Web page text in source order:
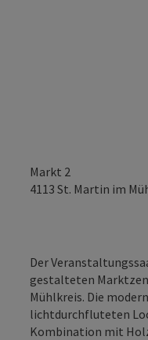
Markt 2
4113 St. Martin im
Der
gestalteten
Mühlkreis. Die
lichtdurchfluteten
Kombination mit